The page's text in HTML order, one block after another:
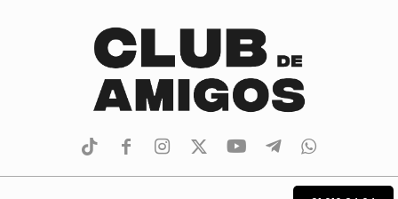
tiktokfacebookinstagram
TwitterYoutubeTelegramwhatsapp